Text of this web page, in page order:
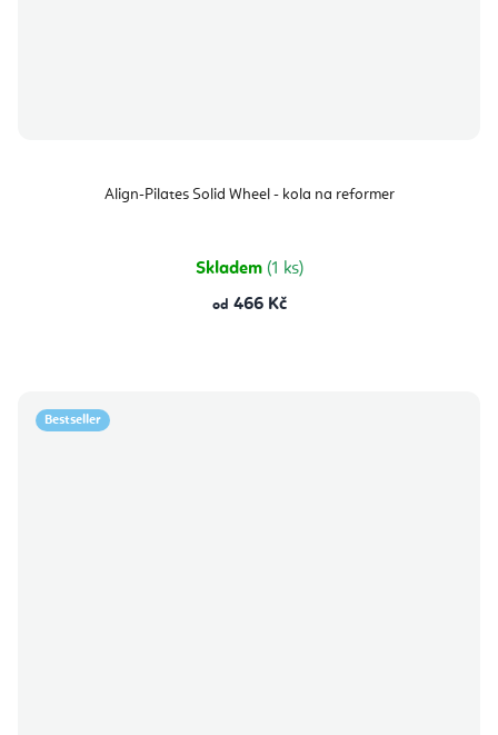
Align-Pilates Solid Wheel - kola na reformer
Skladem (1 ks)
od 466 Kč
Bestseller